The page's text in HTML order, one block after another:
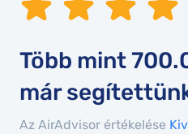
Több mint
már
Az AirAdvisor értékelése